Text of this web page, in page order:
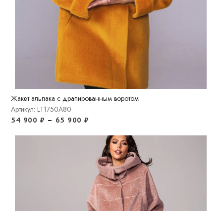
Жакет альпака с драпированным воротом
Артикул: LT1750A80
54 900 ₽ – 65 900₽